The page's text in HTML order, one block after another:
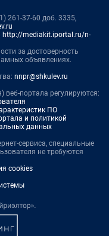
261-37-60 доб. 3335,
http://mediakit.iportal.ru/n-
за достоверность
объявлениях.
nnpr@shkulev.ru
веб-портала регулируются:
ПО
и политикой
данных
сервиса, специальные
не требуются
cookies